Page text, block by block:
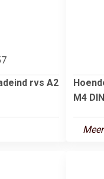
rvs A2
M4